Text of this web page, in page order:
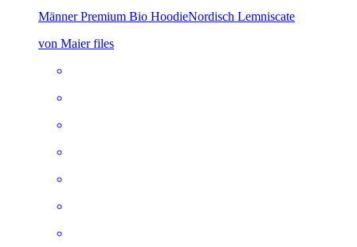
Männer Premium Bio HoodieNordisch Lemniscate
von Maier files